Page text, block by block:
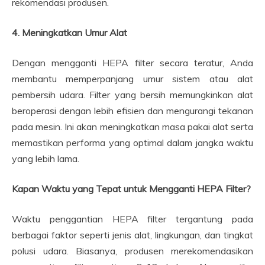
4. Meningkatkan Umur Alat
Dengan mengganti HEPA filter secara teratur, Anda
membantu memperpanjang umur sistem atau alat
pembersih udara. Filter yang bersih memungkinkan alat
beroperasi dengan lebih efisien dan mengurangi tekanan
pada mesin. Ini akan meningkatkan masa pakai alat serta
memastikan performa yang optimal dalam jangka waktu
yang lebih lama.
Kapan Waktu yang Tepat untuk Mengganti HEPA Filter?
Waktu penggantian HEPA filter tergantung pada
berbagai faktor seperti jenis alat, lingkungan, dan tingkat
polusi udara. Biasanya, produsen merekomendasikan